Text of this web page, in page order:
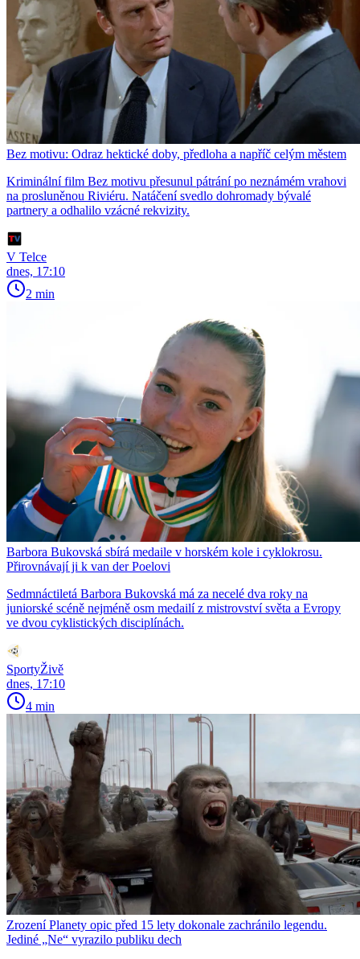
Bez motivu: Odraz hektické doby, předloha a napříč celým městem
Kriminální film Bez motivu přesunul pátrání po neznámém vrahovi
na prosluněnou Riviéru. Natáčení svedlo dohromady bývalé
partnery a odhalilo vzácné rekvizity.
V Telce
dnes, 17:10
2 min
Barbora Bukovská sbírá medaile v horském kole i cyklokrosu.
Přirovnávají ji k van der Poelovi
Sedmnáctiletá Barbora Bukovská má za necelé dva roky na
juniorské scéně nejméně osm medailí z mistrovství světa a Evropy
ve dvou cyklistických disciplínách.
SportyŽivě
dnes, 17:10
4 min
Zrození Planety opic před 15 lety dokonale zachránilo legendu.
Jediné „Ne“ vyrazilo publiku dech